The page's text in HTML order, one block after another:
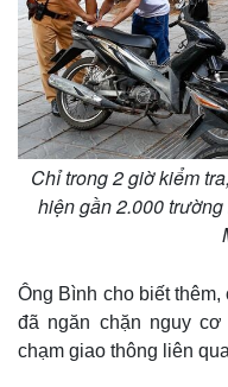
Thế giới
Quan sát
Cuộc sống đó đây
Chỉ trong 2 giờ kiểm
hiện gần 2.000
Ông Bình cho biết
đã ngăn chặn nguy
chạm giao thông liên